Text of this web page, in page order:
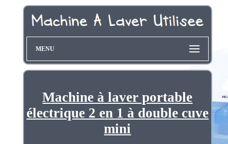
MENU
Machine à laver portable
électrique 2 en 1 à double cuve
mini